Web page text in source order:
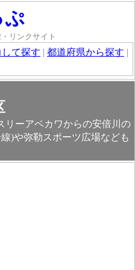
ぷ
リンクサイト
て探す | 都道府県から探す |
リーアベカワからの安倍川の
)や弥勒スポーツ広場なども